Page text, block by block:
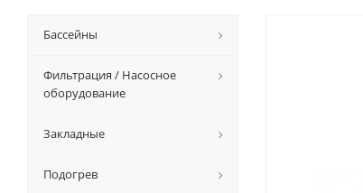
Бассейны
Фильтрация / Насосное
оборудование
Закладные
Подогрев